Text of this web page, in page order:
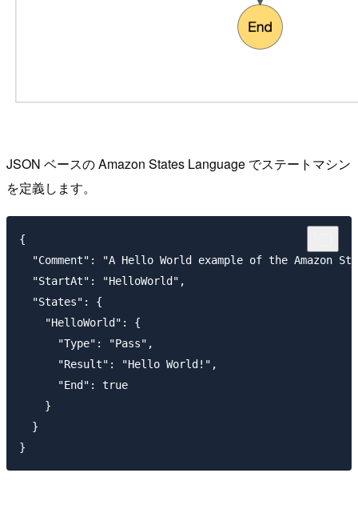
JSON ベースの Amazon States Language でステートマシン
を定義します。
{
"Comment": "A Hello World example of the Amazon
  "StartAt": "HelloWorld",
  "States": {
    "HelloWorld": {
      "Type": "Pass",
      "Result": "Hello World!",
      "End": true
    }
  }